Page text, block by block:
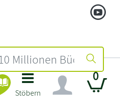
Stöbern
0